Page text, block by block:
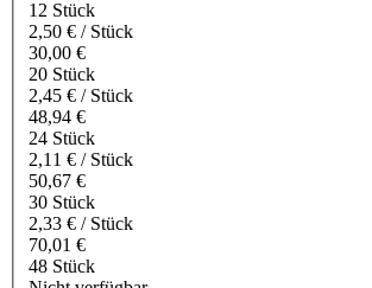
12 Stück
2,50 € / Stück
30,00 €
20 Stück
2,45 € / Stück
48,94 €
24 Stück
2,11 € / Stück
50,67 €
30 Stück
2,33 € / Stück
70,01 €
48 Stück